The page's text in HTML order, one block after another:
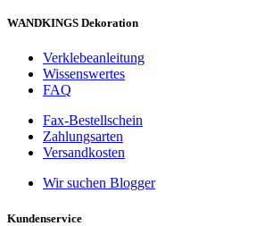
WANDKINGS Dekoration
Verklebeanleitung
Wissenswertes
FAQ
Fax-Bestellschein
Zahlungsarten
Versandkosten
Wir suchen Blogger
Kundenservice